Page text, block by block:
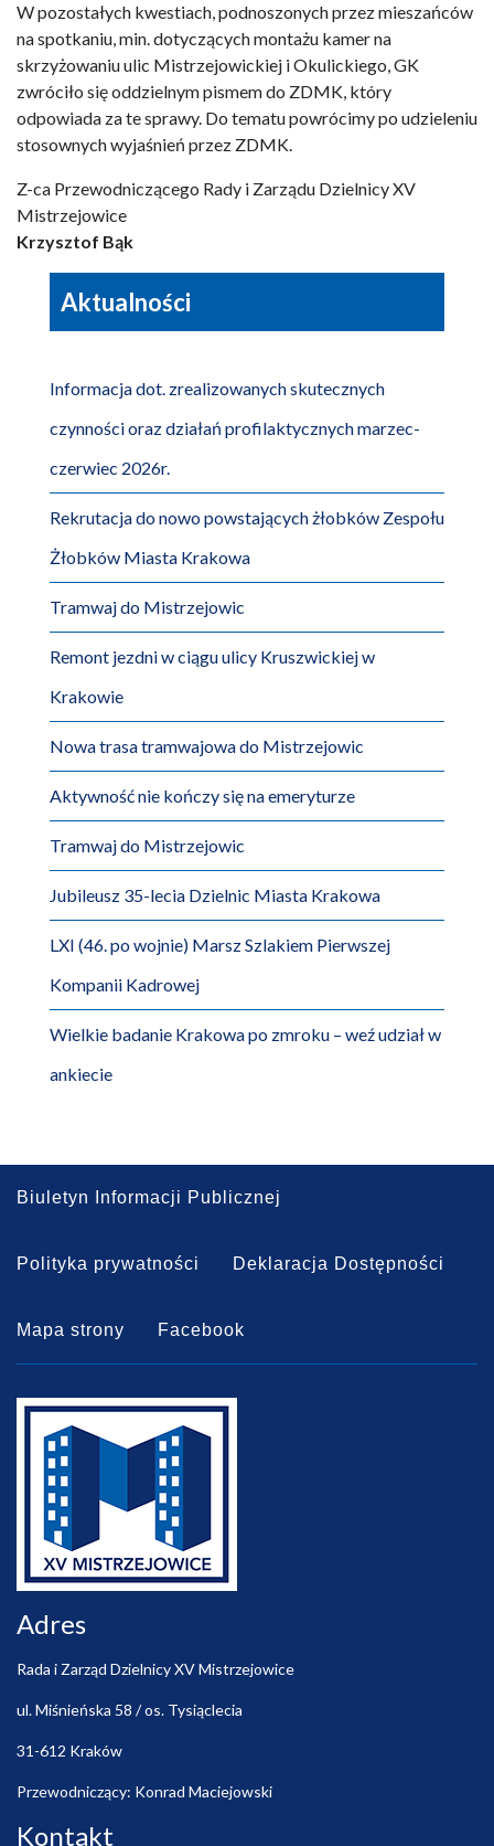
W pozostałych kwestiach, podnoszonych przez mieszańców
na spotkaniu, min. dotyczących montażu kamer na
skrzyżowaniu ulic Mistrzejowickiej i Okulickiego, GK
zwróciło się oddzielnym pismem do ZDMK, który
odpowiada za te sprawy. Do tematu powrócimy po udzieleniu
stosownych wyjaśnień przez ZDMK.
Z-ca Przewodniczącego Rady i Zarządu Dzielnicy XV
Mistrzejowice
Krzysztof Bąk
Aktualności
Informacja dot. zrealizowanych skutecznych
czynności oraz działań profilaktycznych marzec-
czerwiec 2026r.
Rekrutacja do nowo powstających żłobków Zespołu
Żłobków Miasta Krakowa
Tramwaj do Mistrzejowic
Remont jezdni w ciągu ulicy Kruszwickiej w
Krakowie
Nowa trasa tramwajowa do Mistrzejowic
Aktywność nie kończy się na emeryturze
Tramwaj do Mistrzejowic
Jubileusz 35-lecia Dzielnic Miasta Krakowa
LXI (46. po wojnie) Marsz Szlakiem Pierwszej
Kompanii Kadrowej
Wielkie badanie Krakowa po zmroku – weź udział w
ankiecie
Biuletyn Informacji Publicznej
Polityka prywatności Deklaracja Dostępności
Mapa strony Facebook
Adres
Rada i Zarząd Dzielnicy XV Mistrzejowice
ul. Miśnieńska 58 / os. Tysiąclecia
31-612 Kraków
Przewodniczący: Konrad Maciejowski
Kontakt